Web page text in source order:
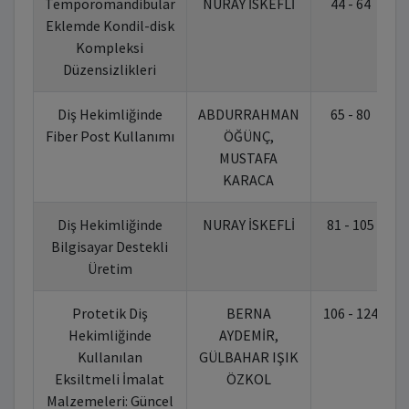
Temporomandibular
Eklemde Kondil-disk
Kompleksi
Düzensizlikleri
NURAY İSKEFLİ 44 - 64
Diş Hekimliğinde
Fiber Post Kullanımı
ABDURRAHMAN
ÖĞÜNÇ,
MUSTAFA
KARACA
65 - 80
Diş Hekimliğinde
Bilgisayar Destekli
Üretim
NURAY İSKEFLİ 81 - 105
Protetik Diş
Hekimliğinde
Kullanılan
Eksiltmeli İmalat
Malzemeleri: Güncel
BERNA
AYDEMİR,
GÜLBAHAR IŞIK
ÖZKOL
106 - 124